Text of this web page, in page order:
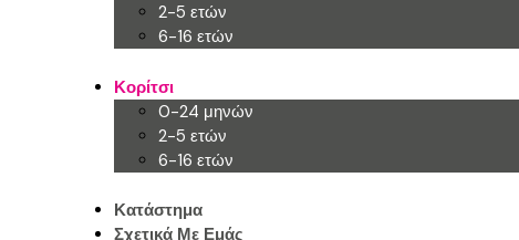
2-5 ετών
6-16 ετών
Κορίτσι
0-24 μηνών
2-5 ετών
6-16 ετών
Κατάστημα
Σχετικά Με Εμάς